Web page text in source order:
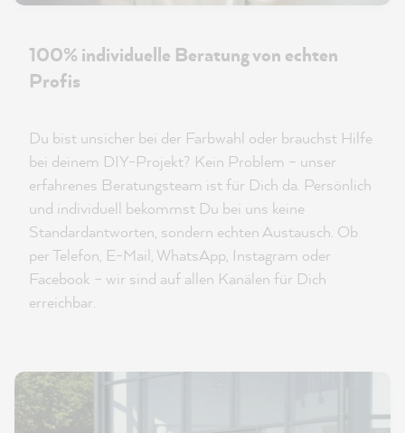
100% individuelle Beratung von echten
Profis
Du bist unsicher bei der Farbwahl oder brauchst Hilfe
bei deinem DIY-Projekt? Kein Problem – unser
erfahrenes Beratungsteam ist für Dich da. Persönlich
und individuell bekommst Du bei uns keine
Standardantworten, sondern echten Austausch. Ob
per Telefon, E-Mail, WhatsApp, Instagram oder
Facebook – wir sind auf allen Kanälen für Dich
erreichbar.